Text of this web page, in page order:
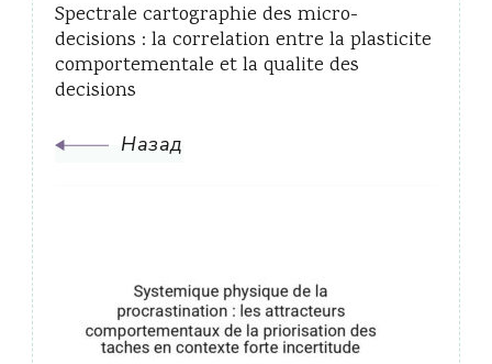
Spectrale cartographie des micro-
decisions : la correlation entre la plasticite
comportementale et la qualite des
decisions
Назад